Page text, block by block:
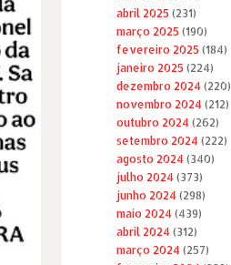
abril 2025 (231)
março 2025 (190)
fevereiro 2025 (184)
janeiro 2025 (224)
dezembro 2024 (220)
novembro 2024 (212)
outubro 2024 (262)
setembro 2024 (222)
agosto 2024 (340)
julho 2024 (373)
junho 2024 (298)
maio 2024 (439)
abril 2024 (312)
março 2024 (257)